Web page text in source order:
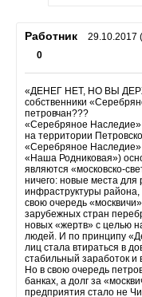
Работник
29.10.2017
0
«ДЕНЕГ НЕТ, НО ВЫ
собственники
петровчан???
«Серебряное Наследие»
на территории
«Серебряное Наследие»
«Наша Родниковая»)
являются «московско-
ничего: новые места для
инфраструктуры
свою очередь
зарубежных стран
новых «жертв» с целью
людей. И по принципу
лиц стала втираться в
стабильный заработок
Но в свою очередь
банках, а долг за
предприятия стало не